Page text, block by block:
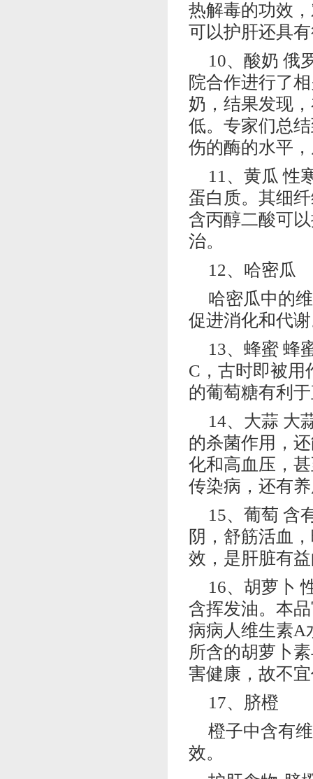
热解毒的功效
可以护肝还具
10、酸奶 俄
院合作进行了
奶，结果发现
低。专家们总
伤的酶的水平
11、黄瓜 性
蛋白质。其细
含丙醇二酸可
治。
12、哈密瓜
哈密瓜中的
促进消化和代
13、蜂蜜 蜂
C，古时即被用
的葡萄糖有利
14、大蒜 大
的杀菌作用，
化和高血压，
传染病，还有
15、葡萄 含
阴，舒筋活血
效，是肝脏有
16、胡萝卜
含挥发油。本
病病人维生素A
所含的胡萝卜
害健康，故不
17、脐橙
橙子中含有
效。